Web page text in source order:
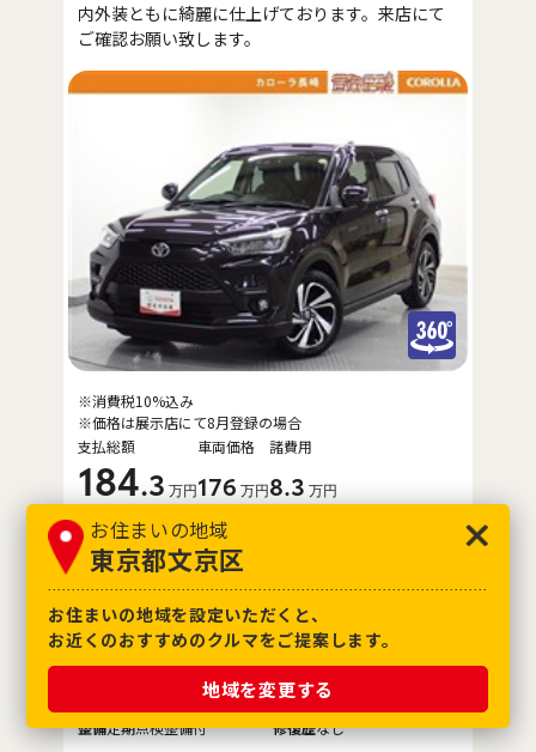
お住まいの地域
東京都文京区
お住まいの地域を設定いただくと、
お近くのおすすめのクルマをご提案します。
地域を変更する
内外装ともに綺麗に仕上げております。来店にて
ご確認お願い致します。
支払総額
184.3 万円
車両価格
176 万円
諸費用
8.3 万円
※消費税10%込み
※価格は展示店にて8月登録の場合
参考輸送費（東京都）
+8.1 万円 ※販売店にご確認ください
年式2020年(R2年) 車検2027年9月
走行距離 70,000km 3.5
ロングラン保証付
整備定期点検整備付 修復歴なし